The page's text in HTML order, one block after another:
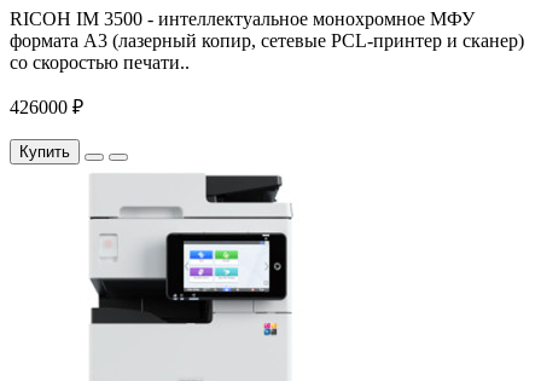
RICOH IM 3500 - интеллектуальное монохромное МФУ
формата А3 (лазерный копир, сетевые PCL-принтер и сканер)
со скоростью печати..
426000 ₽
Купить